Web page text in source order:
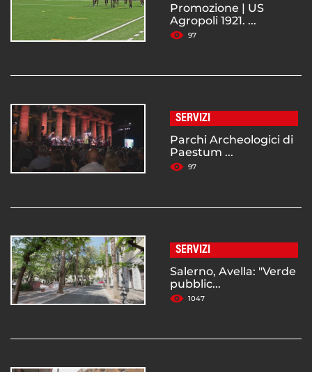
Promozione | US
Agropoli 1921. ...
97
SERVIZI
Parchi Archeologici di
Paestum ...
97
SERVIZI
Salerno, Avella: "Verde
pubblic...
1047